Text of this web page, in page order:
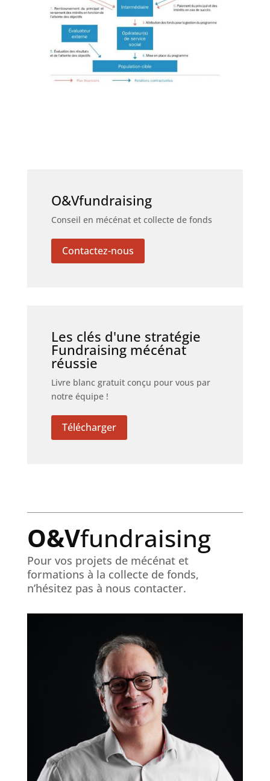
O&Vfundraising
Conseil en mécénat et collecte de fonds
Contactez-nous
Les clés d'une stratégie
Fundraising mécénat
réussie
Livre blanc gratuit conçu pour vous par
notre équipe !
Télécharger
O&Vfundraising
Pour vos projets de mécénat et
formations à la collecte de fonds,
n’hésitez pas à nous contacter.